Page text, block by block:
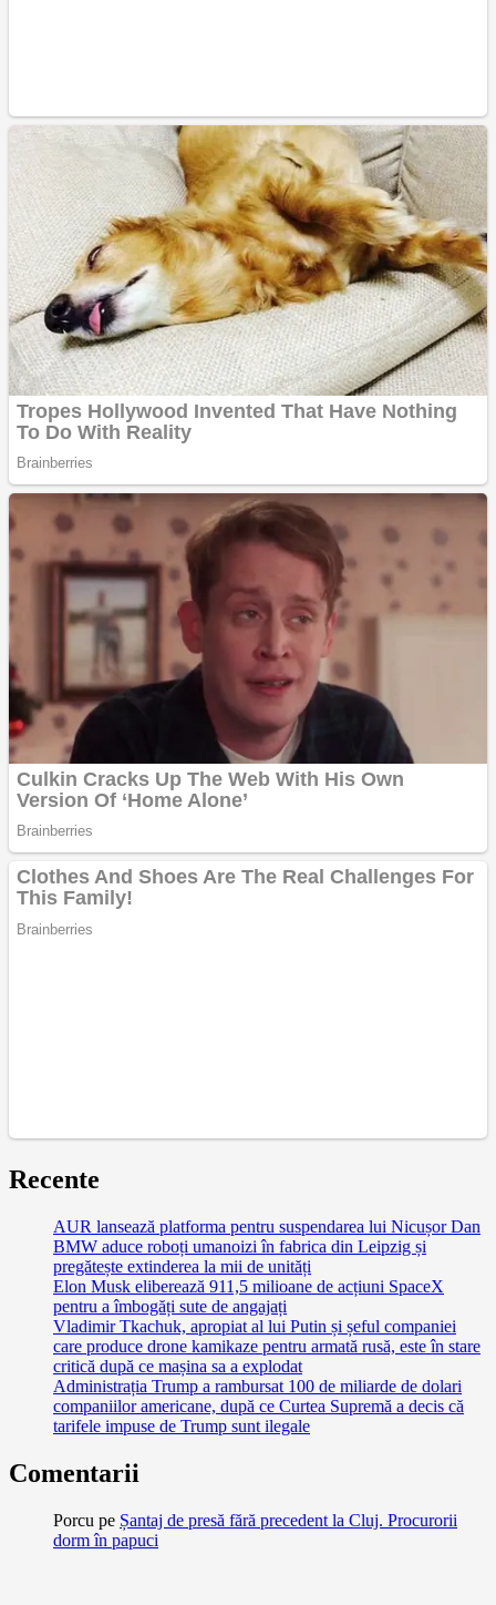
Recente
AUR lansează platforma pentru suspendarea lui Nicușor Dan
BMW aduce roboți umanoizi în fabrica din Leipzig și
pregătește extinderea la mii de unități
Elon Musk eliberează 911,5 milioane de acțiuni SpaceX
pentru a îmbogăți sute de angajați
Vladimir Tkachuk, apropiat al lui Putin și șeful companiei
care produce drone kamikaze pentru armată rusă, este în stare
critică după ce mașina sa a explodat
Administrația Trump a rambursat 100 de miliarde de dolari
companiilor americane, după ce Curtea Supremă a decis că
tarifele impuse de Trump sunt ilegale
Comentarii
Porcu pe Șantaj de presă fără precedent la Cluj. Procurorii
dorm în papuci